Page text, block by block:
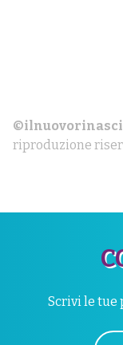
riproduzione
Scrivi le tue